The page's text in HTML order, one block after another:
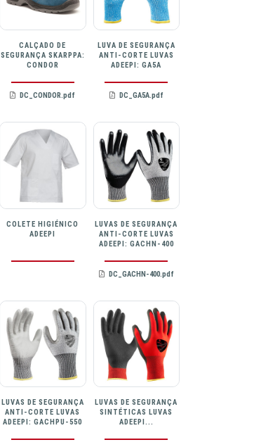
CALÇADO DE
SEGURANÇA SKARPPA:
CONDOR
DC_CONDOR.pdf
LUVA DE SEGURANÇA
ANTI-CORTE LUVAS
ADEEPI: GA5A
DC_GA5A.pdf
COLETE HIGIÉNICO
ADEEPI
LUVAS DE SEGURANÇA
ANTI-CORTE LUVAS
ADEEPI: GACHN-400
DC_GACHN-400.pdf
LUVAS DE SEGURANÇA
ANTI-CORTE LUVAS
ADEEPI: GACHPU-550
LUVAS DE SEGURANÇA
SINTÉTICAS LUVAS
ADEEPI...